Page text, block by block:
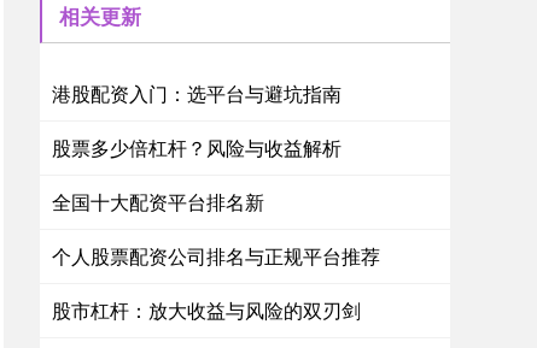
相关更新
港股配资入门：选平台与避坑指南
股票多少倍杠杆？风险与收益解析
全国十大配资平台排名新
个人股票配资公司排名与正规平台推荐
股市杠杆：放大收益与风险的双刃剑